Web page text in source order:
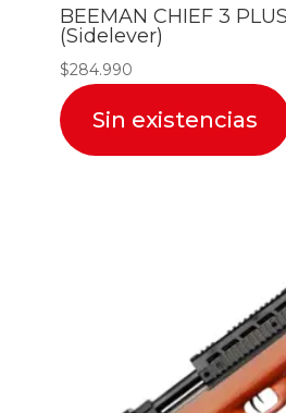
BEEMAN CHIEF 3
(Sidelever)
$284.990
Sin existencias